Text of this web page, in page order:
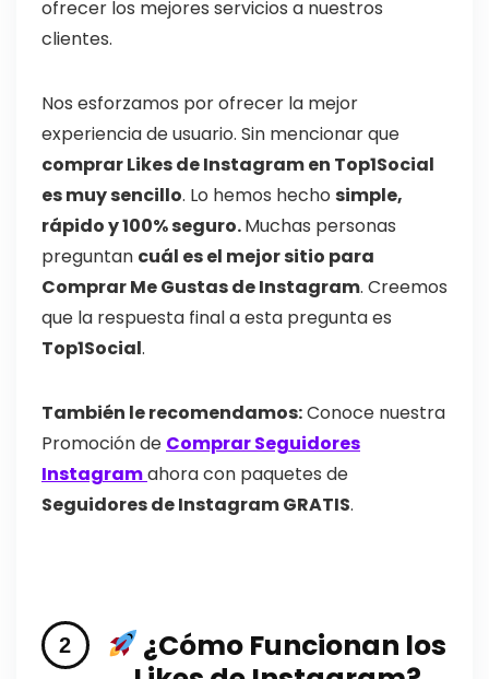
ofrecer los mejores servicios a nuestros
clientes.
Nos esforzamos por ofrecer la mejor
experiencia de usuario. Sin mencionar que
comprar Likes de Instagram en Top1Social
es muy sencillo. Lo hemos hecho simple,
rápido y 100% seguro.Muchas personas
preguntan cuál es el mejor sitio para
Comprar Me Gustas de Instagram. Creemos
que la respuesta final a esta pregunta es
Top1Social.
También le recomendamos:Conoce nuestra
Promoción de Comprar Seguidores
Instagramahora con paquetes de
Seguidores de Instagram GRATIS.
¿Cómo Funcionan los